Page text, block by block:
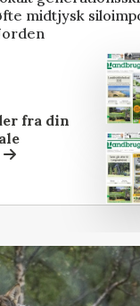
midtjysk
fra din